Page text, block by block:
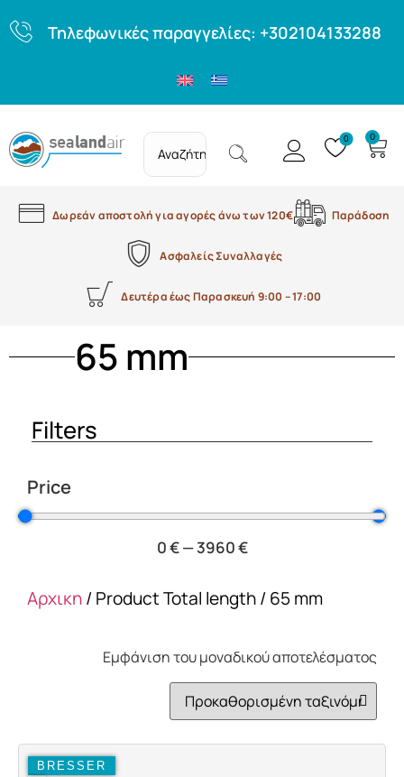
Τηλεφωνικές παραγγελίες: +302104133288
0 0
Δωρεάν αποστολή για αγορές άνω των 120€ Παράδοση
Ασφαλείς Συναλλαγές
Δευτέρα έως Παρασκευή 9:00 – 17:00
65 mm
Filters
Price
0€—3960€
Αρχικη/ Product Total length / 65 mm
Εμφάνιση του μοναδικού αποτελέσματος
BRESSER